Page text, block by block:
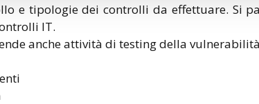
e tipologie dei controlli da effettuare. Si
IT.
anche attività di testing della